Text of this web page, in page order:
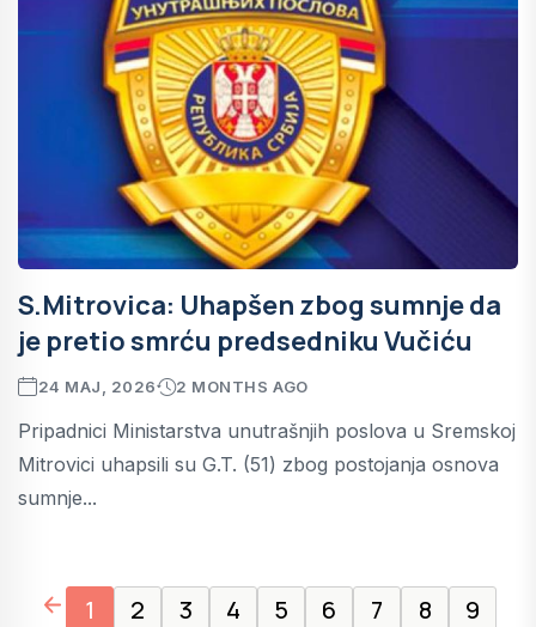
S.Mitrovica: Uhapšen zbog sumnje da
je pretio smrću predsedniku Vučiću
24 MAJ, 2026 2 MONTHS AGO
Pripadnici Ministarstva unutrašnjih poslova u Sremskoj
Mitrovici uhapsili su G.T. (51) zbog postojanja osnova
sumnje...
page left arrow
1 2 3 4 5 6 7 8
9